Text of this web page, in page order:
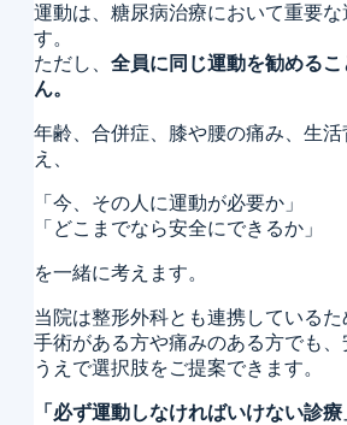
運動は、糖尿病治療において重要
す。
ただし、 全員に同じ運動を勧める
ん。
年齢、合併症、膝や腰の痛み、生活
え、
「今、その人に運動が必要か」
「どこまでなら安全にできるか」
を一緒に考えます。
当院は整形外科とも連携している
手術がある方や痛みのある方でも
うえで選択肢をご提案できます。
「必ず運動しなければいけない診